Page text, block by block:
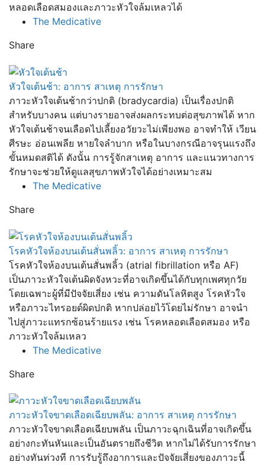
หลอดเลือดสมองและภาวะหัวใจล้มเหลวได้
The Medicative
Share
หัวใจเต้นช้า: อาการ สาเหตุ การรักษา
ภาวะหัวใจเต้นช้ากว่าปกติ (bradycardia) เป็นเรื่องปกติ
สำหรับบางคน แต่บางรายอาจส่งผลกระทบต่อสุขภาพได้ หาก
หัวใจเต้นช้าจนเลือดไปเลี้ยงอวัยวะไม่เพียงพอ อาจทำให้ เวียน
ศีรษะ อ่อนเพลีย หายใจลำบาก หรือในบางกรณีอาจรุนแรงถึง
ขั้นหมดสติได้ ดังนั้น การรู้จักสาเหตุ อาการ และแนวทางการ
รักษาจะช่วยให้ดูแลสุขภาพหัวใจได้อย่างเหมาะสม
The Medicative
Share
โรคหัวใจห้องบนเต้นสั่นพลิ้ว: อาการ สาเหตุ การรักษา
โรคหัวใจห้องบนเต้นสั่นพลิ้ว (atrial fibrillation หรือ AF)
เป็นภาวะหัวใจเต้นผิดจังหวะที่อาจเกิดขึ้นได้กับทุกเพศทุกวัย
โดยเฉพาะผู้ที่มีปัจจัยเสี่ยง เช่น ความดันโลหิตสูง โรคหัวใจ
หรือภาวะไทรอยด์ผิดปกติ หากปล่อยไว้โดยไม่รักษา อาจนำ
ไปสู่ภาวะแทรกซ้อนร้ายแรง เช่น โรคหลอดเลือดสมอง หรือ
ภาวะหัวใจล้มเหลว
The Medicative
Share
ภาวะหัวใจขาดเลือดเฉียบพลัน: อาการ สาเหตุ การรักษา
ภาวะหัวใจขาดเลือดเฉียบพลัน เป็นภาวะฉุกเฉินที่อาจเกิดขึ้น
อย่างกะทันหันและเป็นอันตรายถึงชีวิต หากไม่ได้รับการรักษา
อย่างทันท่วงที การรับรู้ถึงอาการและปัจจัยเสี่ยงของภาวะนี้